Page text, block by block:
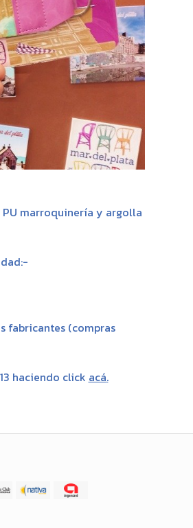
marroquinería y argolla
fabricantes (compras
haciendo click acá.